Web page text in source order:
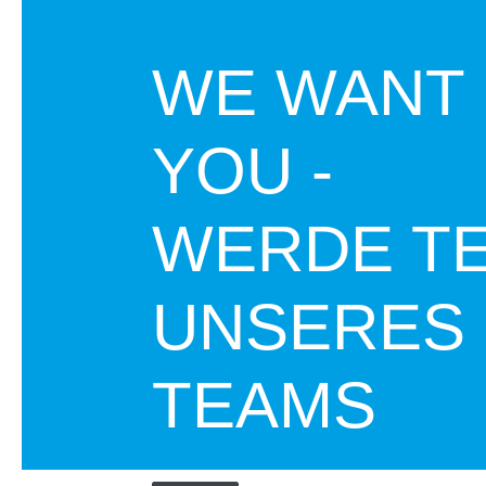
WE WANT
YOU -
WERDE
UNSERES
TEAMS